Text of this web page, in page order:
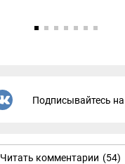
Подписывайтесь
Читать комментарии (54)